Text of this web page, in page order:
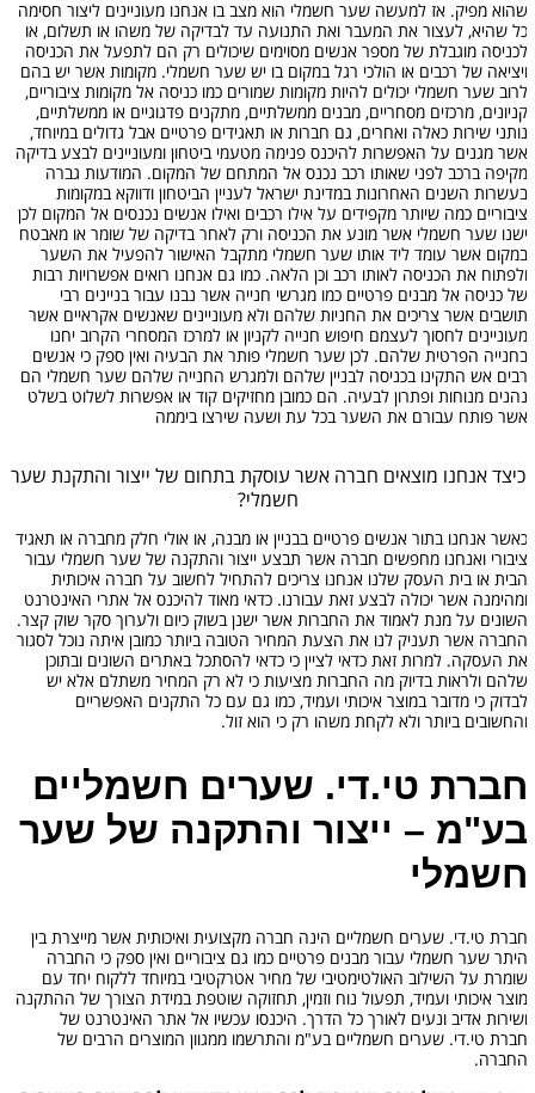
שהוא מפיק. אז למעשה שער חשמלי הוא מצב בו אנחנו מעוניינים ליצור חסימה
כל שהיא, לעצור את המעבר ואת התנועה עד לבדיקה של משהו או תשלום, או
לכניסה מוגבלת של מספר אנשים מסוימים שיכולים רק הם לתפעל את הכניסה
ויציאה של רכבים או הולכי רגל במקום בו יש שער חשמלי. מקומות אשר יש בהם
לרוב שער חשמלי יכולים להיות מקומות שמורים כמו כניסה אל מקומות ציבוריים,
קניונים, מרכזים מסחריים, מבנים ממשלתיים, מתקנים פדגוגיים או ממשלתיים,
נותני שירות כאלה ואחרים, גם חברות או תאגידים פרטיים אבל גדולים במיוחד,
אשר מגנים על האפשרות להיכנס פנימה מטעמי ביטחון ומעוניינים לבצע בדיקה
מקיפה ברכב לפני שאותו רכב נכנס אל המתחם של המקום. המודעות גברה
בעשרות השנים האחרונות במדינת ישראל לעניין הביטחון ודווקא במקומות
ציבוריים כמה שיותר מקפידים על אילו רכבים ואילו אנשים נכנסים אל המקום לכן
ישנו שער חשמלי אשר מונע את הכניסה ורק לאחר בדיקה של שומר או מאבטח
במקום אשר עומד ליד אותו שער חשמלי מתקבל האישור להפעיל את השער
ולפתוח את הכניסה לאותו רכב וכן הלאה. כמו גם אנחנו רואים אפשרויות רבות
של כניסה אל מבנים פרטיים כמו מגרשי חנייה אשר נבנו עבור בניינים רבי
תושבים אשר צריכים את החניות שלהם ולא מעוניינים שאנשים אקראיים אשר
מעוניינים לחסוך לעצמם חיפוש חנייה לקניון או למרכז המסחרי הקרוב יחנו
בחנייה הפרטית שלהם. לכן שער חשמלי פותר את הבעיה ואין ספק כי אנשים
רבים אש התקינו בכניסה לבניין שלהם ולמגרש החנייה שלהם שער חשמלי הם
נהנים מנוחות ופתרון לבעיה. הם כמובן מחזיקים קוד או אפשרות לשלוט בשלט
אשר פותח עבורם את השער בכל עת ושעה שירצו ביממה
כיצד אנחנו מוצאים חברה אשר עוסקת בתחום של ייצור והתקנת שער
חשמלי?
כאשר אנחנו בתור אנשים פרטיים בבניין או מבנה, או אולי חלק מחברה או תאגיד
ציבורי ואנחנו מחפשים חברה אשר תבצע ייצור והתקנה של שער חשמלי עבור
הבית או בית העסק שלנו אנחנו צריכים להתחיל לחשוב על חברה איכותית
ומהימנה אשר יכולה לבצע זאת עבורנו. כדאי מאוד להיכנס אל אתרי האינטרנט
השונים על מנת לאמוד את החברות אשר ישנן בשוק כיום ולערוך סקר שוק קצר.
החברה אשר תעניק לנו את הצעת המחיר הטובה ביותר כמובן איתה נוכל לסגור
את העסקה. למרות זאת כדאי לציין כי כדאי להסתכל באתרים השונים ובתוכן
שלהם ולראות בדיוק מה החברות מציעות כי לא רק המחיר משתלם אלא יש
לבדוק כי מדובר במוצר איכותי ועמיד, כמו גם עם כל התקנים האפשריים
והחשובים ביותר ולא לקחת משהו רק כי הוא זול.
חברת טי.די. שערים חשמליים
בע"מ – ייצור והתקנה של שער
חשמלי
חברת טי.די. שערים חשמליים הינה חברה מקצועית ואיכותית אשר מייצרת בין
היתר שער חשמלי עבור מבנים פרטיים כמו גם ציבוריים ואין ספק כי החברה
שומרת על השילוב האולטימטיבי של מחיר אטרקטיבי במיוחד ללקוח יחד עם
מוצר איכותי ועמיד, תפעול נוח וזמין, תחזוקה שוטפת במידת הצורך של ההתקנה
ושירות אדיב ונעים לאורך כל הדרך. היכנסו עכשיו אל אתר האינטרנט של
חברת טי.די. שערים חשמליים בע"מ והתרשמו ממגוון המוצרים הרבים של
החברה.